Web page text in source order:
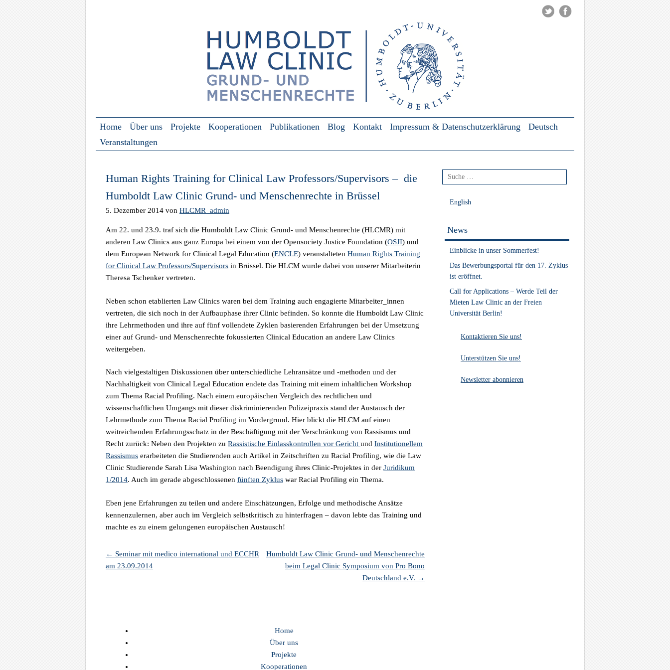
Menü ☰
Zum Inhalt springen
Home Über uns Projekte Kooperationen Publikationen Blog Kontakt Impressum & Datenschutzerklärung
Deutsch
Veranstaltungen
Human Rights Training for Clinical Law Professors/Supervisors – die
Humboldt Law Clinic Grund- und Menschenrechte in Brüssel
5. Dezember 2014 von HLCMR_admin
Am 22. und 23.9. traf sich die Humboldt Law Clinic Grund- und Menschenrechte (HLCMR) mit
anderen Law Clinics aus ganz Europa bei einem von der Opensociety Justice Foundation (OSJI) und
dem European Network for Clinical Legal Education (ENCLE) veranstalteten Human Rights Training
for Clinical Law Professors/Supervisors in Brüssel. Die HLCM wurde dabei von unserer Mitarbeiterin
Theresa Tschenker vertreten.
Neben schon etablierten Law Clinics waren bei dem Training auch engagierte Mitarbeiter_innen
vertreten, die sich noch in der Aufbauphase ihrer Clinic befinden. So konnte die Humboldt Law Clinic
ihre Lehrmethoden und ihre auf fünf vollendete Zyklen basierenden Erfahrungen bei der Umsetzung
einer auf Grund- und Menschenrechte fokussierten Clinical Education an andere Law Clinics
weitergeben.
Nach vielgestaltigen Diskussionen über unterschiedliche Lehransätze und -methoden und der
Nachhaltigkeit von Clinical Legal Education endete das Training mit einem inhaltlichen Workshop
zum Thema Racial Profiling. Nach einem europäischen Vergleich des rechtlichen und
wissenschaftlichen Umgangs mit dieser diskriminierenden Polizeipraxis stand der Austausch der
Lehrmethode zum Thema Racial Profiling im Vordergrund. Hier blickt die HLCM auf einen
weitreichenden Erfahrungsschatz in der Beschäftigung mit der Verschränkung von Rassismus und
Recht zurück: Neben den Projekten zu Rassistische Einlasskontrollen vor Gericht und Institutionellem
Rassismus erarbeiteten die Studierenden auch Artikel in Zeitschriften zu Racial Profiling, wie die Law
Clinic Studierende Sarah Lisa Washington nach Beendigung ihres Clinic-Projektes in der Juridikum
1/2014. Auch im gerade abgeschlossenen fünften Zyklus war Racial Profiling ein Thema.
Eben jene Erfahrungen zu teilen und andere Einschätzungen, Erfolge und methodische Ansätze
kennenzulernen, aber auch im Vergleich selbstkritisch zu hinterfragen – davon lebte das Training und
machte es zu einem gelungenen europäischen Austausch!
Artikel-Navigation
← Seminar mit medico international und ECCHR
am 23.09.2014
Humboldt Law Clinic Grund- und Menschenrechte
beim Legal Clinic Symposium von Pro Bono
Deutschland e.V. →
Suche nach:
English
News
Einblicke in unser Sommerfest!
Das Bewerbungsportal für den 17. Zyklus
ist eröffnet.
Call for Applications – Werde Teil der
Mieten Law Clinic an der Freien
Universität Berlin!
Kontaktieren Sie uns!
Unterstützen Sie uns!
Newsletter abonnieren
Home
Über uns
Projekte
Kooperationen